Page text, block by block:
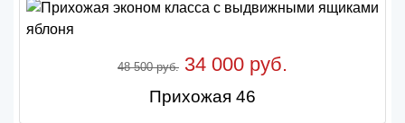
48 500 руб. 34 000 руб.
Прихожая 46